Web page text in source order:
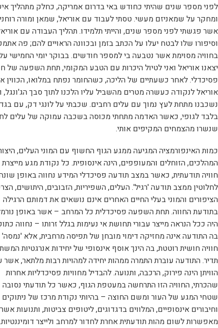
לפני מספר שנים שהיתי כחודש באי בדרום אמריקה, כחלק מתהליך
ומחקר על שמאניזם מעשי. טסתי לעבוד עם אוריאל, שמאן ומורה רוחני
אשר פגשתי לפני מספר שנים, והייתי תלמידו. תהליך העבודה עם
וסיפורו שלו לבטח יעלו על הכתב בזמן ובכוונה הראויים להם; פה
בחוויה מסוימת אשר נטבעה בי למספר חודשים. בבוקר יומי החמישי
יצאנו אוריאל ואני לטיול היכרות עם הטבע המקומי, תחת השפעה של
פסיכדלי. לאחר כשעתיים של הליכה, כשהחומר נפתח במלואו, הכווין
אוריאל לנקודה כעשרה מטרים מהשביל עליו הלכנו לתוך סבך
נשכבנו מתחת לעץ נמוך עם עלים רחבים. שכבתי על לונגי דק, עם
בלבד לגופי, כאשר האדמה מתחתי מכוסה בשכבה עמוקה של עלים
שנשרו מהצמחים המקיפים אותי.
כמות האינפורמציה המגיעה ממגע הגוף החשוף עם המוני העלים,
המהלכים, הזוחלים והמעופפים, הינה אינסופית. כל נקודת מגע מייצרת
חוויה תודעתית, כאשר במצב תודעה פסיכדלי המידע נחווה באופן
לחלוטין ממצב תודעה 'רגיל'. העלים, השפיריות, הזבובים, היתושים,
הציפורים והמוני בעלי החיים האחרים אינם נושאים את דמותם הרגילה
בתודעת החווה. תחת השפעה פסיכדלית כל המרחב – אשר באופן
היה ככל הנראה מייצר עבורי תחושת אי נעימות בגלל זרותו – נחווה
בה התודעה אינה מחזיקה דימוי מובחן של תפיסה מרחבית, אלא 'נמסה'
חוויה חושית רוטטת, בה הינך אוסף אינסופי של יחידות אנרגטיות
תדיר. התודעה עוברת התמרה ממהות יחידה למהויות רבות מלתאר, אשר
הוויתן הינה פירוק, הרכבה, ותנועה. להבדיל מחוויות פסיכדליות אחרות
שהכרתי, החוויה הזו התרחשה במעטפת הגוף, כאשר כל תודעתי
שטחי המגע של העור ומשם החוצה – בהיותי נקודת מרכז של ניתוקים
וחיבורים אינסופיים, המלווים בדגדוגים, ליטופים צביטות, ותנועות
מאפשרות לשום מהות תודעתית אחרת לחדור למרחב ולייצר דומיננטיות.